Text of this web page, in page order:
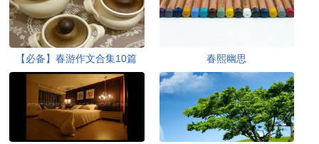
【必备】春游作文合集10篇 春熙幽思